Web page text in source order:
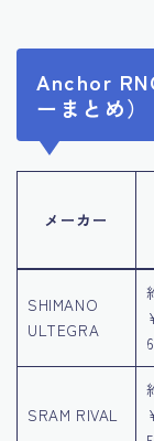
Anchor
ーまとめ）
メーカー
SHIMANO
ULTEGRA
6
SRAM RIVAL